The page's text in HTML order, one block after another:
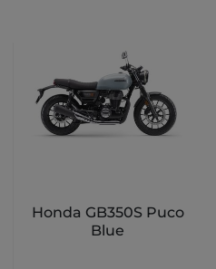
Honda GB350S Puco
Blue